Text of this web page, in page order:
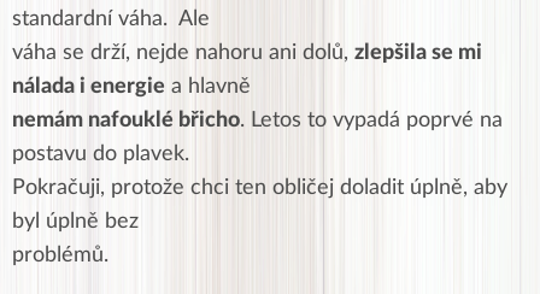
standardní váha. Ale
váha se drží, nejde nahoru ani dolů, zlepšila se mi
nálada i energie a hlavně
nemám nafouklé břicho. Letos to vypadá poprvé na
postavu do plavek.
Pokračuji, protože chci ten obličej doladit úplně, aby
byl úplně bez
problémů.